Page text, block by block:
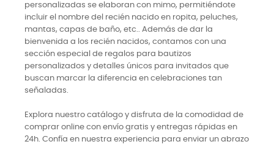
personalizadas se elaboran con mimo, permitiéndote
incluir el nombre del recién nacido en ropita, peluches,
mantas, capas de baño, etc.. Además de dar la
bienvenida a los recién nacidos, contamos con una
sección especial de regalos para bautizos
personalizados y detalles únicos para invitados que
buscan marcar la diferencia en celebraciones tan
señaladas.
Explora nuestro catálogo y disfruta de la comodidad de
comprar online con envío gratis y entregas rápidas en
24h. Confía en nuestra experiencia para enviar un abrazo